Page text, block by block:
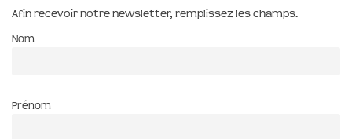
Afin recevoir notre newsletter, remplissez les champs.
Nom
Prénom